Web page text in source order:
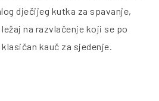
dječijeg kutka za spavanje,
na razvlačenje koji se po
kauč za sjedenje.